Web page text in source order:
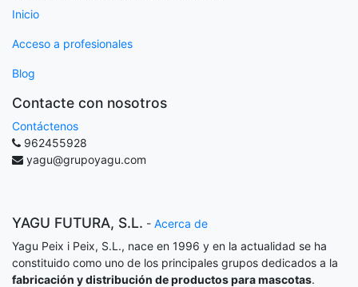
Inicio
Acceso a profesionales
Blog
Contacte con nosotros
Contáctenos
962455928
yagu@grupoyagu.com
YAGU FUTURA, S.L. - Acerca de
Yagu Peix i Peix, S.L., nace en 1996 y en la actualidad se ha
constituido como uno de los principales grupos dedicados a la
fabricación y distribución de productos para mascotas.